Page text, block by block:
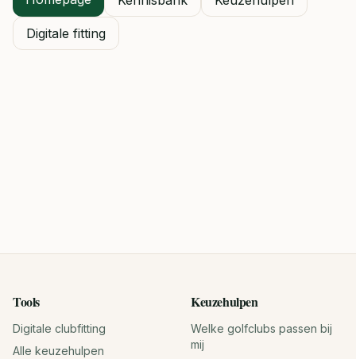
Digitale fitting
Tools
Digitale clubfitting
Alle keuzehulpen
Keuzehulpen
Welke golfclubs passen bij
mij